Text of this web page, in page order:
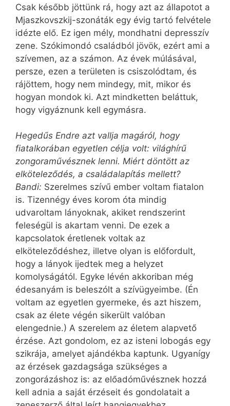
Csak később jöttünk rá, hogy azt az állapotot a
Mjaszkovszkij-szonáták egy évig tartó felvétele
idézte elő. Ez igen mély, mondhatni depresszív
zene. Szókimondó családból jövök, ezért ami a
szívemen, az a számon. Az évek múlásával,
persze, ezen a területen is csiszolódtam, és
rájöttem, hogy nem mindegy, mit, mikor és
hogyan mondok ki. Azt mindketten beláttuk,
hogy vigyáznunk kell egymásra.
Hegedűs Endre azt vallja magáról, hogy
fiatalkorában egyetlen célja volt: világhírű
zongoraművésznek lenni. Miért döntött az
elköteleződés, a családalapítás mellett?
Bandi: Szerelmes szívű ember voltam fiatalon
is. Tizennégy éves korom óta mindig
udvaroltam lányoknak, akiket rendszerint
feleségül is akartam venni. De ezek a
kapcsolatok éretlenek voltak az
elköteleződéshez, illetve olyan is előfordult,
hogy a lányok ijedtek meg a helyzet
komolyságától. Egyke lévén akkoriban még
édesanyám is beleszólt a szívügyeimbe. (Én
voltam az egyetlen gyermeke, és azt hiszem,
csak az élete végén sikerült valóban
elengednie.) A szerelem az életem alapvető
érzése. Azt gondolom, ez az isteni lobogás egy
szikrája, amelyet ajándékba kaptunk. Ugyanígy
az érzések gazdagsága szükséges a
zongorázáshoz is: az előadóművésznek hozzá
kell adnia a saját érzéseit és gondolatait a